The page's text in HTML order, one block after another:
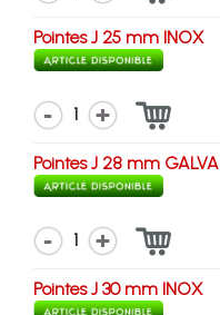
Pointes J 25 mm INOX
1
Pointes J 28 mm GALVA
1
Pointes J 30 mm INOX